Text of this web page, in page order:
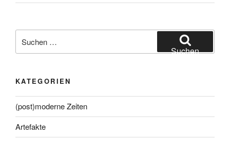
nach:
Suchen
KATEGORIEN
(post)moderne Zeiten
Artefakte